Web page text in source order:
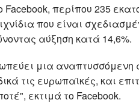
περίπου 235
που είναι
αύξηση κατά 14,6%.
μια αναπτυσσόμενη
τις ευρωπαϊκές, και
εκτιμά το Facebook.